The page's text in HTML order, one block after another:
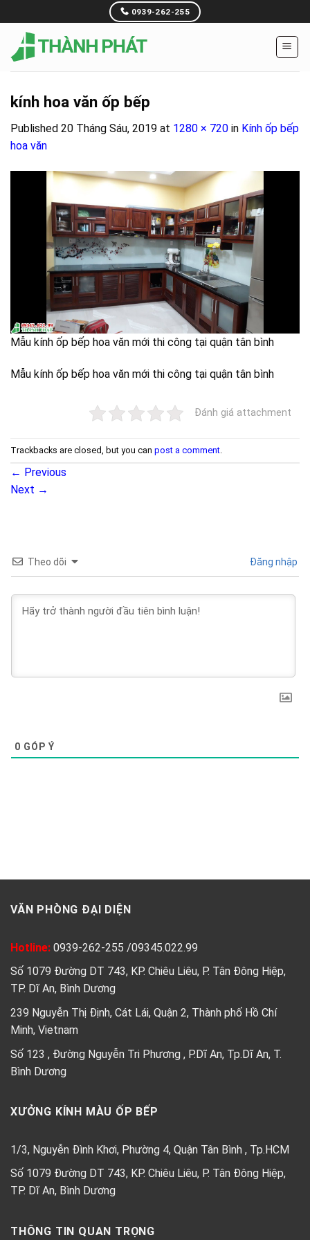
to
content
0939-262-255
kính hoa văn ốp bếp
Published 20 Tháng Sáu, 2019 at 1280 × 720 in Kính ốp bếp
hoa văn
Mẫu kính ốp bếp hoa văn mới thi công tại quận tân bình
Mẫu kính ốp bếp hoa văn mới thi công tại quận tân bình
Đánh giá attachment
Trackbacks are closed, but you can post a comment
← Previous
Next →
Theo dõi Đăng nhập
0 GÓP Ý
VĂN PHÒNG ĐẠI DIỆN
Hotline: 0939-262-255 /09345.022.99
Số 1079 Đường DT 743, KP. Chiêu Liêu, P. Tân Đông Hiệp,
TP. Dĩ An, Bình Dương
239 Nguyễn Thị Định, Cát Lái, Quận 2, Thành phố Hồ Chí
Minh, Vietnam
Số 123 , Đường Nguyễn Tri Phương , P.Dĩ An, Tp.Dĩ An, T.
Bình Dương
XƯỞNG KÍNH MÀU ỐP BẾP
1/3, Nguyễn Đình Khơi, Phường 4, Quận Tân Bình , Tp.HCM
Số 1079 Đường DT 743, KP. Chiêu Liêu, P. Tân Đông Hiệp,
TP. Dĩ An, Bình Dương
THÔNG TIN QUAN TRỌNG